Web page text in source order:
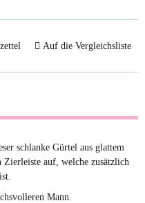
Auf die Vergleichsliste
schlanke Gürtel aus glattem
auf, welche zusätzlich
Mann.